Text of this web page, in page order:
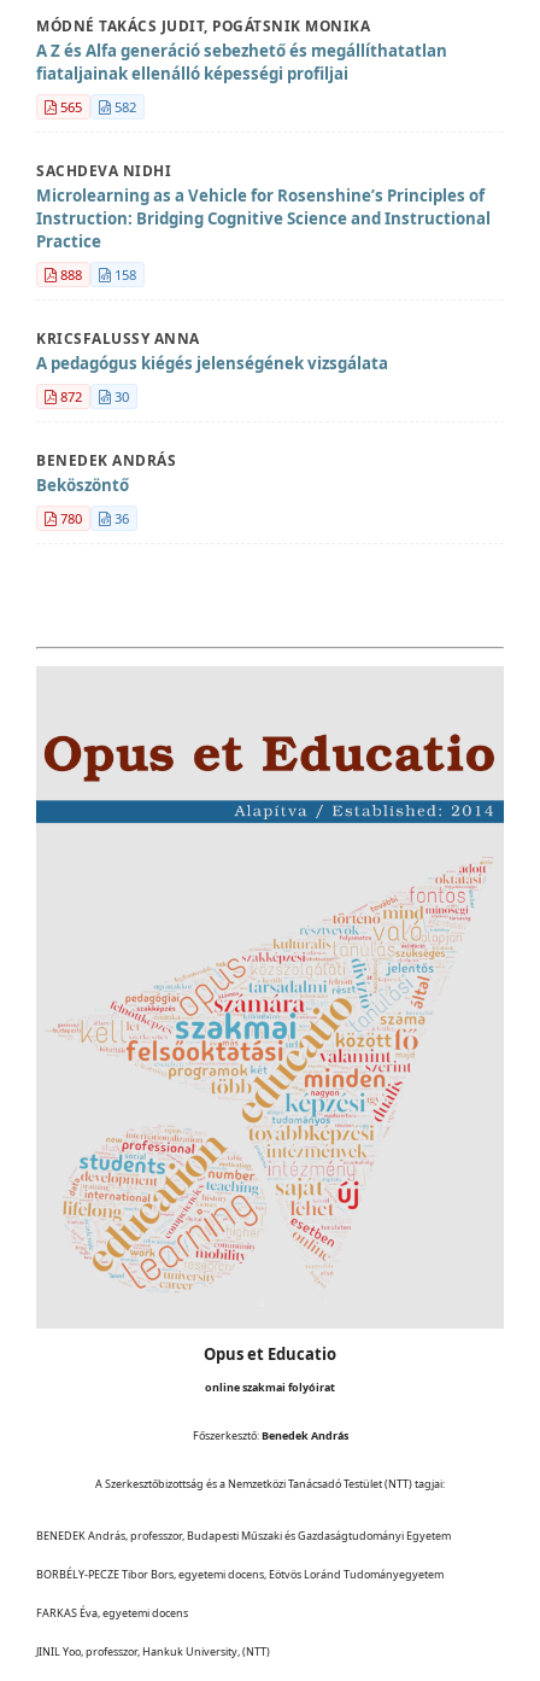
MÓDNÉ TAKÁCS JUDIT, POGÁTSNIK MONIKA
A Z és Alfa generáció sebezhető és megállíthatatlan
fiataljainak ellenálló képességi profiljai
565 582
SACHDEVA NIDHI
Microlearning as a Vehicle for Rosenshine’s Principles of
Instruction: Bridging Cognitive Science and Instructional
Practice
888 158
KRICSFALUSSY ANNA
A pedagógus kiégés jelenségének vizsgálata
872 30
BENEDEK ANDRÁS
Beköszöntő
780 36
Opus et Educatio
online szakmai folyóirat
Főszerkesztő:Benedek András
A Szerkesztőbizottság és a Nemzetközi Tanácsadó Testület (NTT) tagjai:
BENEDEK András, professzor, Budapesti Műszaki és Gazdaságtudományi Egyetem
BORBÉLY-PECZE Tibor Bors, egyetemi docens, Eötvös Loránd Tudományegyetem
FARKAS Éva, egyetemi docens
JINIL Yoo, professzor, Hankuk University, (NTT)